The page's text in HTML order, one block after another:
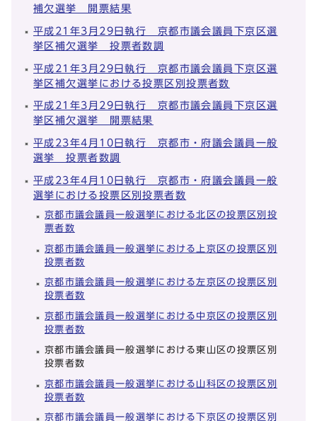
補欠選挙 開票結果
平成21年3月29日執行 京都市議会議員下京区選
挙区補欠選挙 投票者数調
平成21年3月29日執行 京都市議会議員下京区選
挙区補欠選挙における投票区別投票者数
平成21年3月29日執行 京都市議会議員下京区選
挙区補欠選挙 開票結果
平成23年4月10日執行 京都市・府議会議員一般
選挙 投票者数調
平成23年4月10日執行 京都市・府議会議員一般
選挙における投票区別投票者数
京都市議会議員一般選挙における北区の投票区別投
票者数
京都市議会議員一般選挙における上京区の投票区別
投票者数
京都市議会議員一般選挙における左京区の投票区別
投票者数
京都市議会議員一般選挙における中京区の投票区別
投票者数
京都市議会議員一般選挙における東山区の投票区別
投票者数
京都市議会議員一般選挙における山科区の投票区別
投票者数
京都市議会議員一般選挙における下京区の投票区別